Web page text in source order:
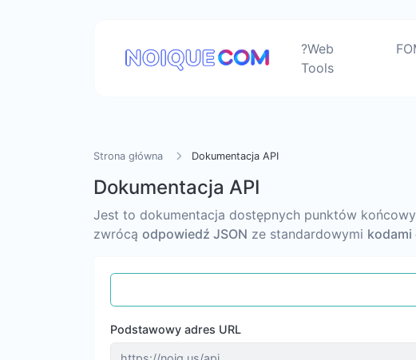
?Web
Tools
Strona główna Dokumentacja API
Dokumentacja API
Jest to dokumentacja dostępnych punktów
zwrócą odpowiedź JSON ze standardowymi kodami
Podstawowy adres URL